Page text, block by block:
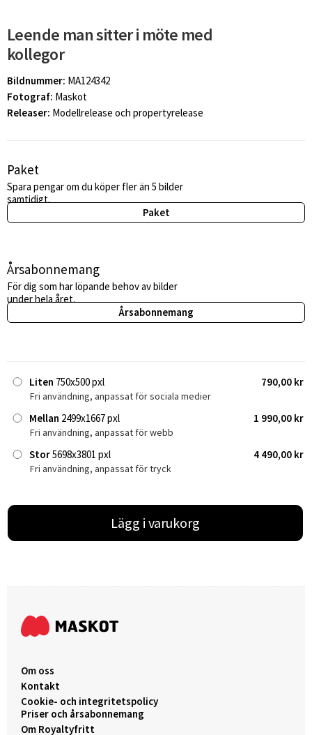
Leende man sitter i möte med
kollegor
Bildnummer: MA124342
Fotograf: Maskot
Releaser: Modellrelease och propertyrelease
Paket
Spara pengar om du köper fler än 5 bilder
samtidigt.
Paket
Årsabonnemang
För dig som har löpande behov av bilder
under hela året.
Årsabonnemang
Liten 750x500 pxl 790,00 kr
Fri användning, anpassat för sociala medier
Mellan 2499x1667 pxl 1 990,00 kr
Fri användning, anpassat för webb
Stor5698x3801 pxl 4 490,00 kr
Fri användning, anpassat för tryck
Lägg i varukorg
Om oss
Kontakt
Cookie- och integritetspolicy
Priser och årsabonnemang
Om Royaltyfritt